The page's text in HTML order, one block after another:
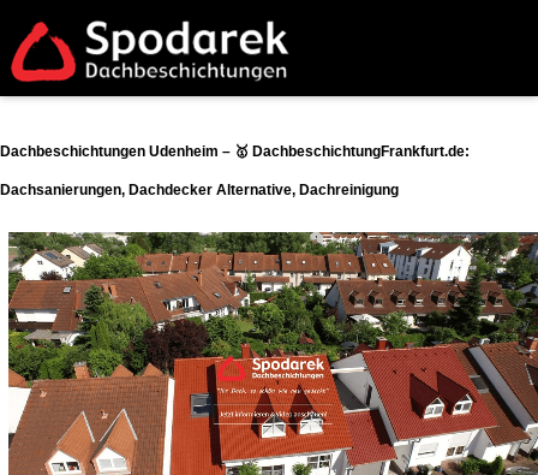
Dachbeschichtungen Udenheim – 🥇 DachbeschichtungFrankfurt.de:
Dachsanierungen, Dachdecker Alternative, Dachreinigung